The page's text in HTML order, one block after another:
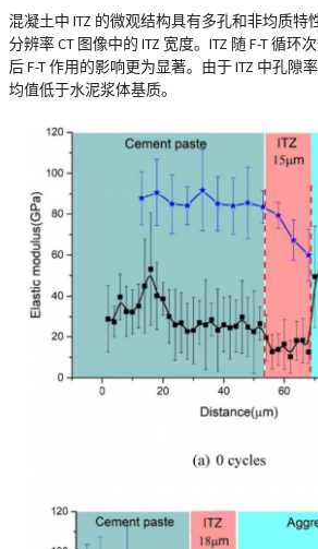
混凝土中 ITZ 的微观结构具有多孔和非均质特
分辨率 CT 图像中的 ITZ 宽度。ITZ 随 F-T 循环
后 F-T 作用的影响更为显著。由于 ITZ 中孔隙
均值低于水泥浆体基质。